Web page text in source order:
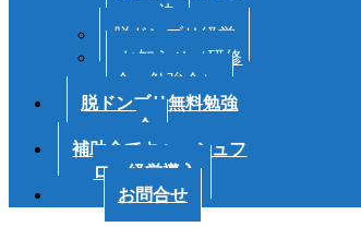
決
脱ドンブリ経営
お知らせ（研修
会・勉強会）
脱ドンブリ無料勉強
会
補助金でキャッシュフ
ロー経営導入
お問合せ